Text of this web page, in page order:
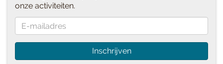
onze activiteiten.
Inschrijven